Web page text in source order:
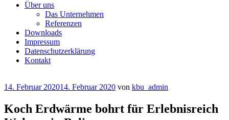
Über uns
Das Unternehmen
Referenzen
Downloads
Impressum
Datenschutzerklärung
Kontakt
Veröffentlicht
14. Februar 202014. Februar 2020 von kbu_admin
Koch Erdwärme bohrt für Erlebnisreich